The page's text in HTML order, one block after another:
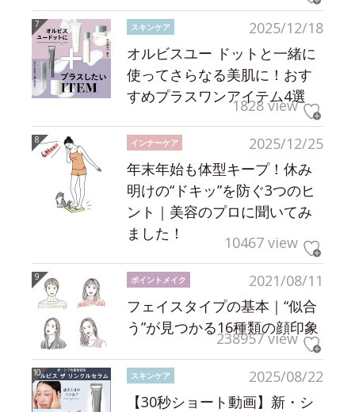
2025/12/18
スキンケア
オルビスユー ドットと一緒に
使ってさらなる美肌に！おす
すめプラスワンアイテム4選
1828 view
2025/12/25
インナーケア
年末年始も体型キープ！休み
明けの“ドキッ”を防ぐ3つのヒ
ント｜美容のプロに聞いてみ
ました！
10467 view
2021/08/11
ポイントメイク
フェイスタイプの基本｜“似合
う”が見つかる16種類の顔印象
238957 view
2025/08/22
スキンケア
【30秒ショート動画】新・シ